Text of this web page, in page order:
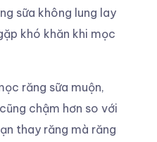
sữa không lung lay
khó khăn khi mọc
răng sữa muộn,
chậm hơn so với
thay răng mà răng